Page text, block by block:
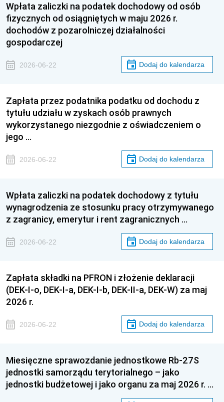
Wpłata zaliczki na podatek dochodowy od osób
fizycznych od osiągniętych w maju 2026 r.
dochodów z pozarolniczej działalności
gospodarczej
2026-06-22 Dodaj do kalendarza
Zapłata przez podatnika podatku od dochodu z
tytułu udziału w zyskach osób prawnych
wykorzystanego niezgodnie z oświadczeniem o
jego …
2026-06-22 Dodaj do kalendarza
Wpłata zaliczki na podatek dochodowy z tytułu
wynagrodzenia ze stosunku pracy otrzymywanego
z zagranicy, emerytur i rent zagranicznych …
2026-06-22 Dodaj do kalendarza
Zapłata składki na PFRON i złożenie deklaracji
(DEK-I-o, DEK-I-a, DEK-I-b, DEK-II-a, DEK-W) za maj
2026 r.
2026-06-22 Dodaj do kalendarza
Miesięczne sprawozdanie jednostkowe Rb-27S
jednostki samorządu terytorialnego – jako
jednostki budżetowej i jako organu za maj 2026 r. …